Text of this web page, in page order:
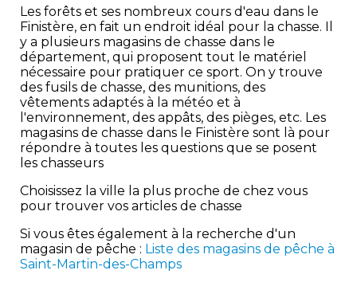
Les forêts et ses nombreux cours d'eau dans le
Finistère, en fait un endroit idéal pour la chasse. Il
y a plusieurs magasins de chasse dans le
département, qui proposent tout le matériel
nécessaire pour pratiquer ce sport. On y trouve
des fusils de chasse, des munitions, des
vêtements adaptés à la météo et à
l'environnement, des appâts, des pièges, etc. Les
magasins de chasse dans le Finistère sont là pour
répondre à toutes les questions que se posent
les chasseurs
Choisissez la ville la plus proche de chez vous
pour trouver vos articles de chasse
Si vous êtes également à la recherche d'un
magasin de pêche : Liste des magasins de pêche à
Saint-Martin-des-Champs